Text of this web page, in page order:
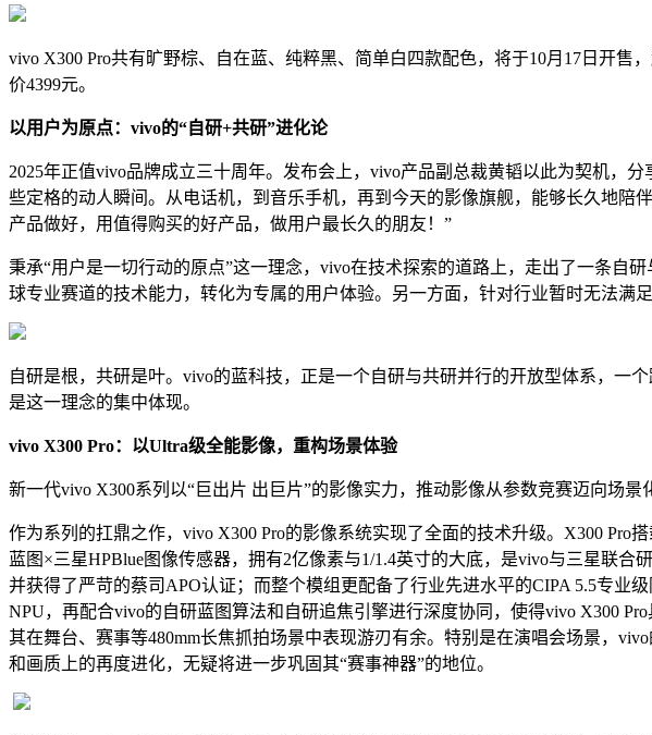
vivo X300 Pro共有旷野棕、自在蓝、纯粹黑、简单白四款配色，将于10月17日开
价4399元。
以用户为原点：vivo的“自研+共研”进化论
2025年正值vivo品牌成立三十周年。发布会上，vivo产品副总裁黄韬以此为契机，
些定格的动人瞬间。从电话机，到音乐手机，再到今天的影像旗舰，能够长久地
产品做好，用值得购买的好产品，做用户最长久的朋友！”
秉承“用户是一切行动的原点”这一理念，vivo在技术探索的道路上，走出了一条自
球专业赛道的技术能力，转化为专属的用户体验。另一方面，针对行业暂时无法满
自研是根，共研是叶。vivo的蓝科技，正是一个自研与共研并行的开放型体系，
是这一理念的集中体现。
vivo X300 Pro：以Ultra级全能影像，重构场景体验
新一代vivo X300系列以“巨出片 出巨片”的影像实力，推动影像从参数竞赛迈向场景
作为系列的扛鼎之作，vivo X300 Pro的影像系统实现了全面的技术升级。X300 Pro搭
蓝图×三星HPBlue图像传感器，拥有2亿像素与1/1.4英寸的大底，是vivo与三星联
并获得了严苛的蔡司APO认证；而整个模组更配备了行业先进水平的CIPA 5.5专业
NPU，再配合vivo的自研蓝图算法和自研追焦引擎进行深度协同，使得vivo X300
其在舞台、赛事等480mm长焦抓拍场景中表现游刃有余。特别是在演唱会场景，
和画质上的再度进化，无疑将进一步巩固其“赛事神器”的地位。